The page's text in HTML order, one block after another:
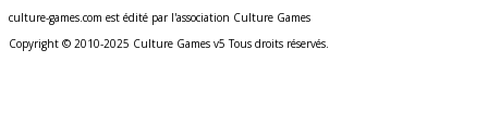
culture-games.com est édité par l'association Culture Games
Copyright © 2010-2025 Culture Games v5 Tous droits réservés.